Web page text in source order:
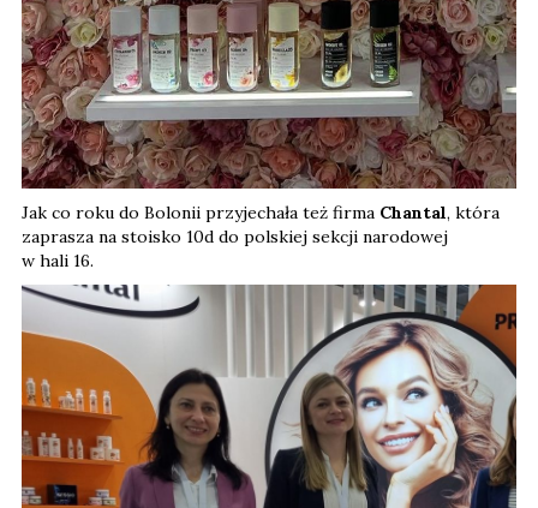
Jak co roku do Bolonii przyjechała też firma Chantal, która
zaprasza na stoisko 10d do polskiej sekcji narodowej
w hali 16.